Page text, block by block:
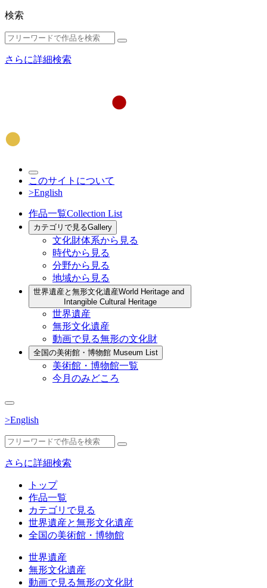
検索
さらに詳細検索
このサイトについて
>English
作品一覧Collection List
カテゴリで見るGallery
文化財体系から見る
時代から見る
分野から見る
地域から見る
世界遺産と無形文化遺産World Heritage and
Intangible Cultural Heritage
世界遺産
無形文化遺産
動画で見る無形の文化財
全国の美術館・博物館 Museum List
美術館・博物館一覧
今月のみどころ
>English
さらに詳細検索
トップ
作品一覧
カテゴリで見る
世界遺産と無形文化遺産
全国の美術館・博物館
世界遺産
無形文化遺産
動画で見る無形の文化財